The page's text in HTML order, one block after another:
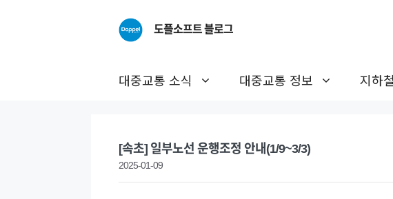
도플소프트 블로그
대중교통 소식 대중교통 정보 지하
[속초] 일부노선 운행조정 안내(1/9~3/3)
2025-01-09